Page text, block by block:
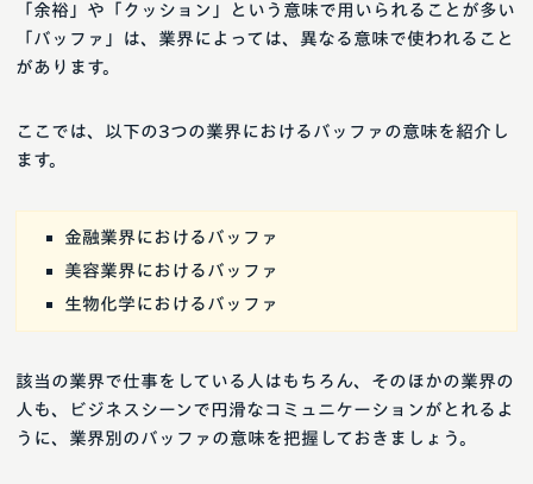
「余裕」や「クッション」という意味で用いられることが多い
「バッファ」は、業界によっては、異なる意味で使われること
があります。
ここでは、以下の3つの業界におけるバッファの意味を紹介し
ます。
金融業界におけるバッファ
美容業界におけるバッファ
生物化学におけるバッファ
該当の業界で仕事をしている人はもちろん、そのほかの業界の
人も、ビジネスシーンで円滑なコミュニケーションがとれるよ
うに、業界別のバッファの意味を把握しておきましょう。